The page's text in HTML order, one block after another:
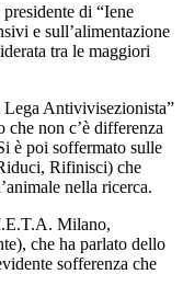
di “Iene
e sull’alimentazione
tra le maggiori
Antivivisezionista”
non c’è differenza
è poi soffermato sulle
Rifinisci) che
nella ricerca.
Milano,
che ha parlato dello
sofferenza che